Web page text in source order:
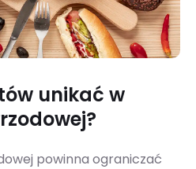
unikać w
powinna ograniczać